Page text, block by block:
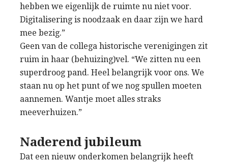
hebben we eigenlijk de ruimte nu niet voor.
Digitalisering is noodzaak en daar zijn we hard
mee bezig.”
Geen van de collega historische verenigingen zit
ruim in haar (behuizing)vel. “We zitten nu een
superdroog pand. Heel belangrijk voor ons. We
staan nu op het punt of we nog spullen moeten
aannemen. Wantje moet alles straks
meeverhuizen.”
Naderend jubileum
Dat een nieuw onderkomen belangrijk heeft